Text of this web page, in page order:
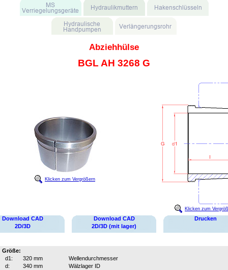
Abziehhülse
BGL AH 3268 G
Klicken zum Vergrößern
Klicken zum
Download CAD
2D/3D
Download CAD
2D/3D (mit lager)
Drucken
Größe:
d1:
320 mm
Wellendurchmesser
d:
340 mm
Wälzlager ID